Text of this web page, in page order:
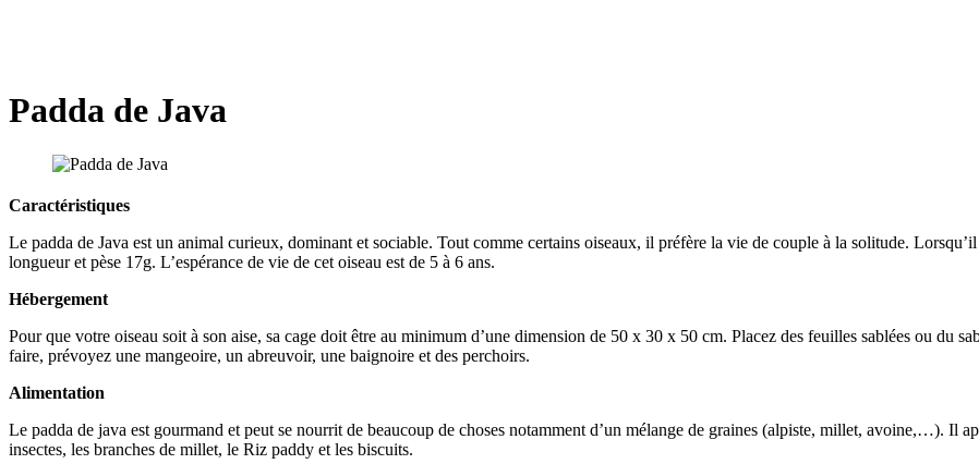
Padda de Java
Caractéristiques
Le padda de Java est un animal curieux, dominant et sociable. Tout comme certains oiseaux, il préfère la vie de couple à la solitude.
longueur et pèse 17g. L’espérance de vie de cet oiseau est de 5 à 6 ans.
Hébergement
Pour que votre oiseau soit à son aise, sa cage doit être au minimum d’une dimension de 50 x 30 x 50 cm. Placez des feuilles sablées ou du
faire, prévoyez une mangeoire, un abreuvoir, une baignoire et des perchoirs.
Alimentation
Le padda de java est gourmand et peut se nourrit de beaucoup de choses notamment d’un mélange de graines (alpiste, millet, avoine,…). Il
insectes, les branches de millet, le Riz paddy et les biscuits.